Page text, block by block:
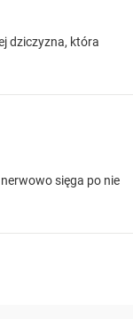
dziczyzna, która
sięga po nie